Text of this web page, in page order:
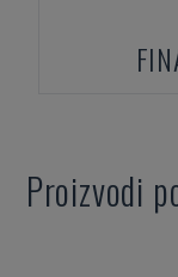
Proizvodi